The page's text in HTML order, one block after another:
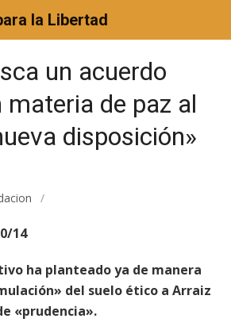
la Libertad
un acuerdo
materia de paz al
disposición»
/
14
ha planteado ya de manera
del suelo ético a Arraiz
«prudencia».